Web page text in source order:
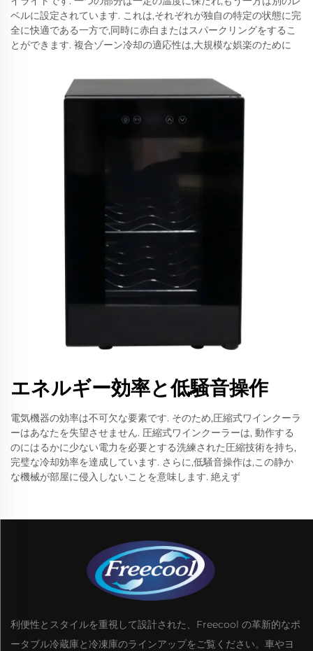
ベルに設定されています. これは,それぞれが独自の特定の状態に完
全に快適である一方で,同時に赤白またはスパークリングをするこ
とができます. 複合ゾーン冷却の適応性は,大規模な娯楽のために
エネルギー効率と低騒音操作
電気機器の効率は不可欠な要素です. そのため,圧縮式ワインクーラ
ーはあなたを失望させません. 圧縮式ワインクーラーは, 動作する
のにはるかに少ない電力を必要とする洗練された圧縮技術を持ち,
完璧な冷却効率を達成しています. さらに,低騒音操作は,この静か
な機械が部屋に侵入しないことを意味します. 絶えず
利便性とスタイルを重視して設計された、Freecool の革新的なポ
ータブル冷蔵庫と冷凍庫のラインアップをご覧ください。車やヨ